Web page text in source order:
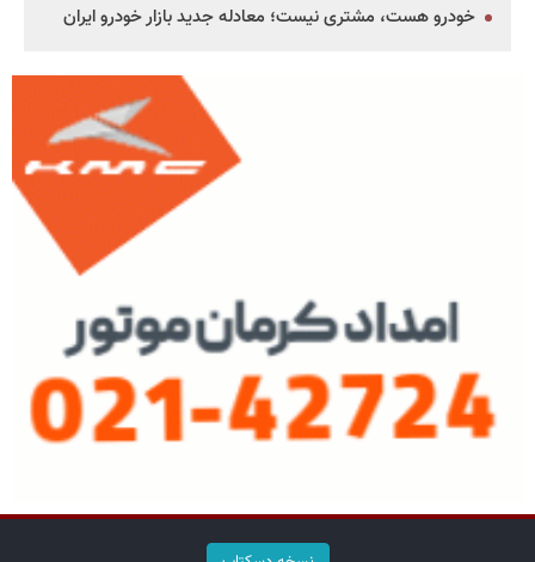
خودرو هست، مشتری نیست؛ معادله جدید بازار خودرو ایران